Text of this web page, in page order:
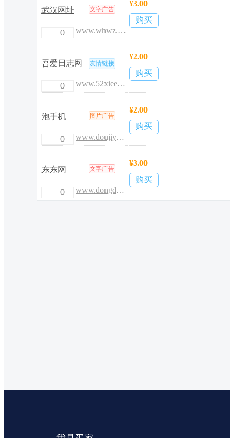
武汉网址 文字广告
0 www.whwz.com
¥3.00
购买
吾爱日志网 友情链接
0 www.52xiee.com
¥2.00
购买
泡手机 图片广告
0 www.doujiyang.com
¥2.00
购买
东东网 文字广告
0 www.dongdongliu.com
¥3.00
购买